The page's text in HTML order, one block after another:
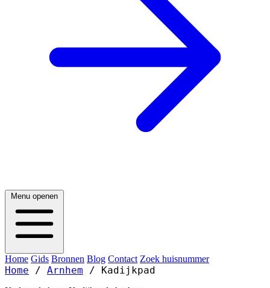
Menu openen
Home Gids Bronnen Blog Contact Zoek huisnummer
Home / Arnhem / Kadijkpad